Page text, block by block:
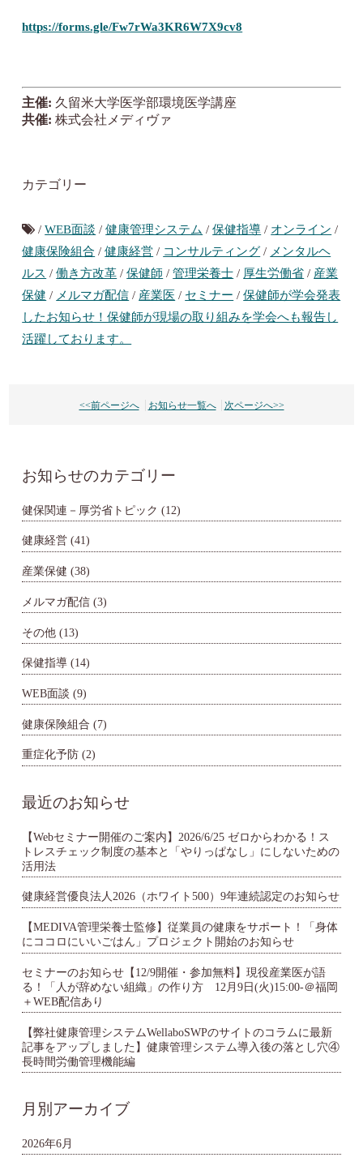
https://forms.gle/Fw7rWa3KR6W7X9cv8
主催: 久留米大学医学部環境医学講座
共催: 株式会社メディヴァ
カテゴリー
/WEB面談 /健康管理システム /保健指導 / オンライン /
健康保険組合 /健康経営 / コンサルティング / メンタルヘ
ルス /働き方改革 /保健師 /管理栄養士 / 厚生労働省 / 産業
保健 / メルマガ配信 / 産業医 / セミナー /保健師が学会発表
したお知らせ！保健師が現場の取り組みを学会へも報告し
活躍しております。
<<前ページへ お知らせ一覧へ 次ページへ>>
お知らせのカテゴリー
健保関連－厚労省トピック (12)
健康経営 (41)
産業保健 (38)
メルマガ配信 (3)
その他 (13)
保健指導 (14)
WEB面談 (9)
健康保険組合 (7)
重症化予防 (2)
最近のお知らせ
【Webセミナー開催のご案内】2026/6/25 ゼロからわかる！ス
トレスチェック制度の基本と「やりっぱなし」にしないための
活用法
健康経営優良法人2026（ホワイト500）9年連続認定のお知らせ
【MEDIVA管理栄養士監修】従業員の健康をサポート！「身体
にココロにいいごはん」プロジェクト開始のお知らせ
セミナーのお知らせ【12/9開催・参加無料】現役産業医が語
る！「人が辞めない組織」の作り方 12月9日(火)15:00-＠福岡
＋WEB配信あり
【弊社健康管理システムWellaboSWPのサイトのコラムに最新
記事をアップしました】健康管理システム導入後の落とし穴④
長時間労働管理機能編
月別アーカイブ
2026年6月